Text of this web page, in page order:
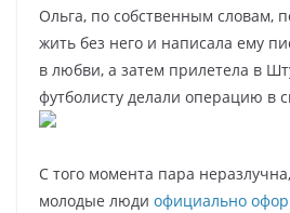
Ольга, по собственным словам,
жить без него и написала ему
в любви, а затем прилетела в
футболисту делали операцию в
С того момента пара
молодые люди официально